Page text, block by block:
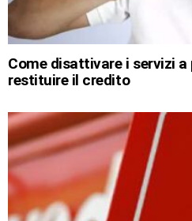
Come disattivare i servizi
restituire il credito